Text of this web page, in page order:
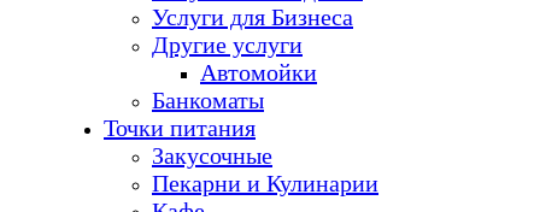
Услуги для Бизнеса
Другие услуги
Автомойки
Банкоматы
Точки питания
Закусочные
Пекарни и Кулинарии